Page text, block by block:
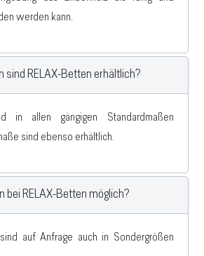
werden kann.
sind RELAX-Betten erhältlich?
in allen gängigen Standardmaßen
sind ebenso erhältlich.
bei RELAX-Betten möglich?
auf Anfrage auch in Sondergrößen